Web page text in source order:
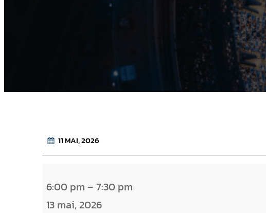
11 MAI, 2026
a6:00 pm – 7:30 pm
13 mai, 2026